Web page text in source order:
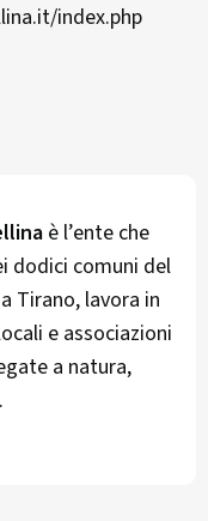
index.php
è l’ente che
dodici comuni del
Tirano, lavora in
e associazioni
a natura,